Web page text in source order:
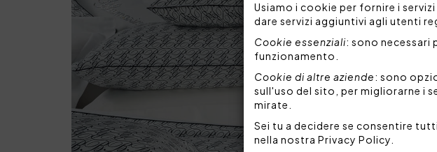
Usiamo i cookie per fornire i
dare servizi aggiuntivi agli utenti
Cookie essenziali: sono necessari
funzionamento.
Cookie di altre aziende: sono
sull'uso del sito, per migliorarne i
mirate.
Sei tu a decidere se consentire
nella nostra Privacy Policy